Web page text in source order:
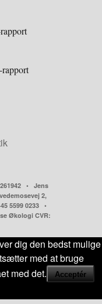
• Jens
2,
5599 0233 •
Økologi CVR:
dig den bedst mulige
med at bruge
med det.
Acceptér